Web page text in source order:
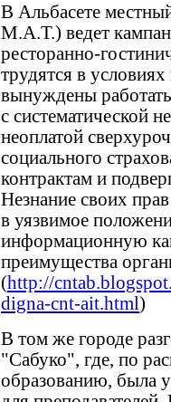
В Альбасете
М.А.Т.) ведет
ресторанно-
трудятся в
вынуждены
с систематической
неоплатой
социального
контрактам и
Незнание своих
в уязвимое
информационную
преимущества
(http://
digna-cnt-ait.html)
В том же городе
"Сабуко", где, по
образованию, была